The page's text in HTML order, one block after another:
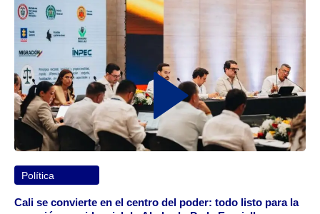
Política
Cali se convierte en el centro del poder: todo listo para la